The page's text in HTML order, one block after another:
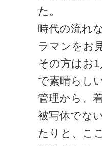
た。
時代の流れ
ラマンをお
その方はお
で素晴らし
管理から、
被写体でな
たりと、こ